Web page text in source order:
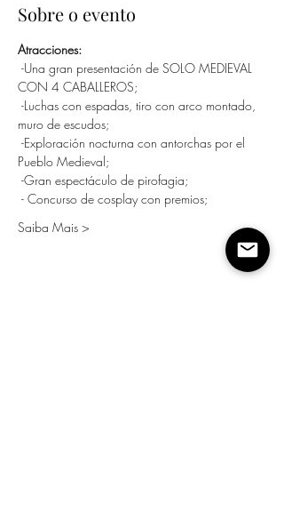
Sobre o evento
Atracciones:
CON 4 CABALLEROS;
muro de escudos;
Pueblo Medieval;
-Gran espectáculo de pirofagia;
- Concurso de cosplay con premios;
Saiba Mais >